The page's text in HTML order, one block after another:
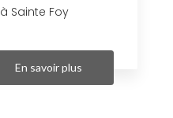
Sainte Foy
En savoir plus